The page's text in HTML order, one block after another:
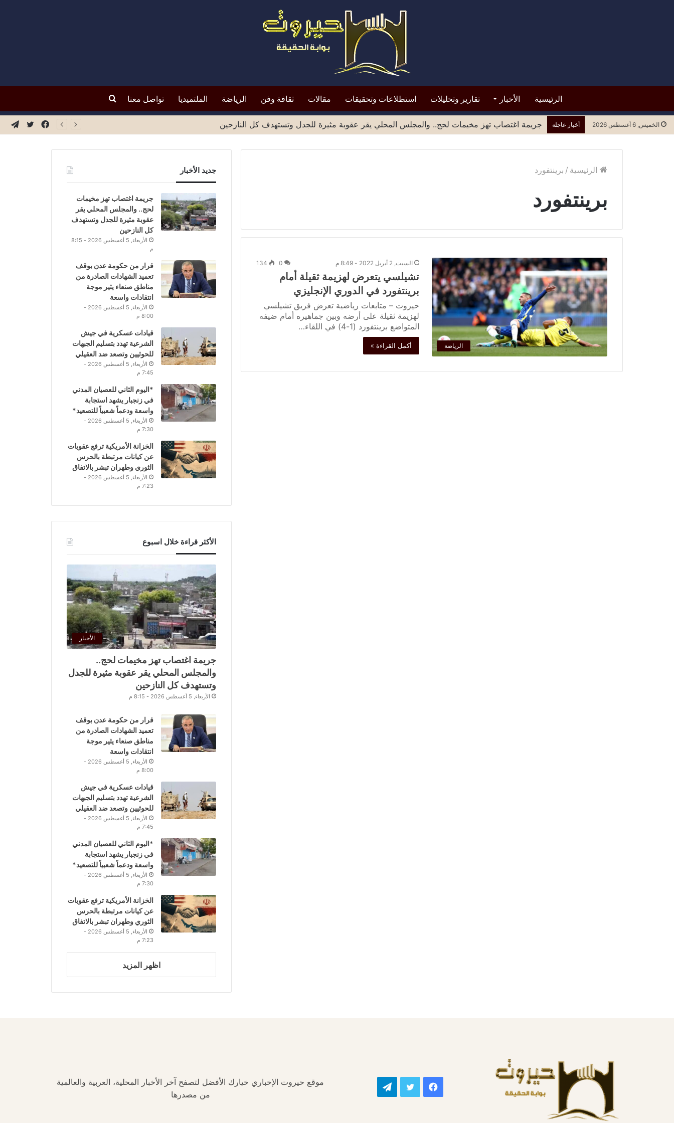
الرئيسية الأخبار تقارير وتحليلات استطلاعات وتحقيقات مقالات ثقافة وفن الرياضة الملتميديا تواصل معنا بحث
الخميس, 6 أغسطس 2026 أخبار عاجلة جريمة اغتصاب تهز مخيمات لحج.. والمجلس المحلي يقر عقوبة مثيرة للجدل وتستهدف كل النازحين تويتر
فيسبوك
الرئيسية / برينتفورد
برينتفورد
الرياضة
السبت, 2 أبريل 2022 - 8:49 م 0
134
تشيلسي يتعرض لهزيمة ثقيلة أمام
برينتفورد في الدوري الإنجليزي
حيروت – متابعات رياضية تعرض فريق تشيلسي
لهزيمة ثقيلة على أرضه وبين جماهيره أمام ضيفه
المتواضع برينتفورد (1-4) في اللقاء…
أكمل القراءة »
جديد الأخبار
جريمة اغتصاب تهز مخيمات
لحج.. والمجلس المحلي يقر
عقوبة مثيرة للجدل وتستهدف
كل النازحين
الأربعاء, 5 أغسطس 2026 - 8:15
م
قرار من حكومة عدن بوقف
تعميد الشهادات الصادرة من
مناطق صنعاء يثير موجة
انتقادات واسعة
الأربعاء, 5 أغسطس 2026 -
8:00 م
قيادات عسكرية في جيش
الشرعية تهدد بتسليم الجبهات
للحوثيين وتصعد ضد العقيلي
الأربعاء, 5 أغسطس 2026 -
7:45 م
*اليوم الثاني للعصيان المدني
في زنجبار يشهد استجابة
واسعة ودعماً شعبياً للتصعيد*
الأربعاء, 5 أغسطس 2026 -
7:30 م
الخزانة الأمريكية ترفع عقوبات
عن كيانات مرتبطة بالحرس
الثوري وطهران تبشر بالاتفاق
الأربعاء, 5 أغسطس 2026 -
7:23 م
الأكثر قراءة خلال اسبوع
الأخبار
جريمة اغتصاب تهز مخيمات لحج..
والمجلس المحلي يقر عقوبة مثيرة للجدل
وتستهدف كل النازحين
الأربعاء, 5 أغسطس 2026 - 8:15 م
قرار من حكومة عدن بوقف
تعميد الشهادات الصادرة من
مناطق صنعاء يثير موجة
انتقادات واسعة
الأربعاء, 5 أغسطس 2026 -
8:00 م
قيادات عسكرية في جيش
الشرعية تهدد بتسليم الجبهات
للحوثيين وتصعد ضد العقيلي
الأربعاء, 5 أغسطس 2026 -
7:45 م
*اليوم الثاني للعصيان المدني
في زنجبار يشهد استجابة
واسعة ودعماً شعبياً للتصعيد*
الأربعاء, 5 أغسطس 2026 -
7:30 م
الخزانة الأمريكية ترفع عقوبات
عن كيانات مرتبطة بالحرس
الثوري وطهران تبشر بالاتفاق
الأربعاء, 5 أغسطس 2026 -
7:23 م
اظهر المزيد
فيسبوك تويتر تيلقرام
موقع حيروت الإخباري خيارك الأفضل لتصفح آخر الأخبار المحلية، العربية والعالمية
من مصدرها